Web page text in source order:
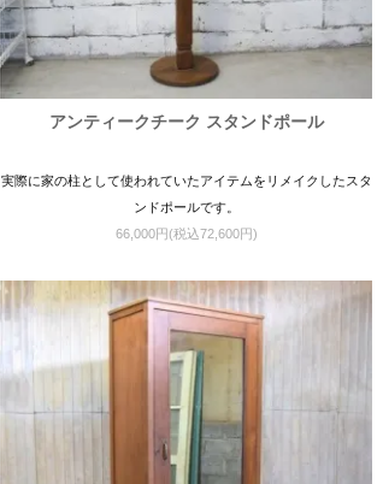
アンティークチーク スタンドポール
実際に家の柱として使われていたアイテムをリメイクしたスタ
ンドポールです。
66,000円(税込72,600円)